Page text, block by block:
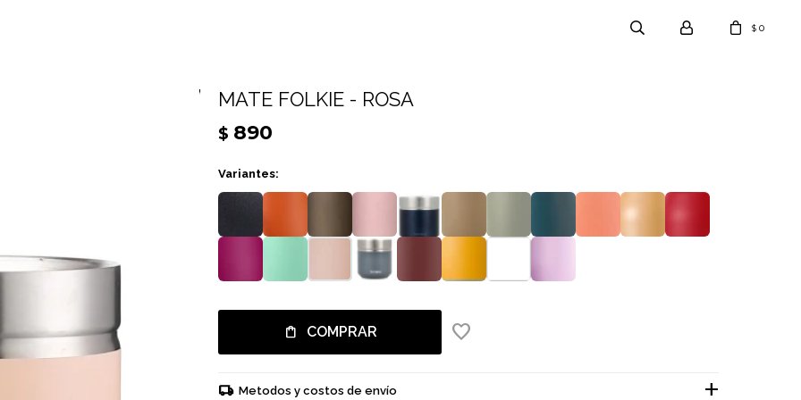
$ 0
MATE FOLKIE - ROSA
$ 890
Variantes:
COMPRAR
Metodos y costos de envío